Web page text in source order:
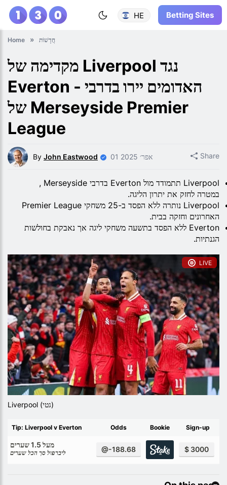
HE Betting Sites
Home חֲדָשׁוֹת
מקדימה של Liverpool נגד
Everton - האדומים יירו בדרבי
של Merseyside Premier
League
By John Eastwood 01 אפר׳ 2025 Share
Liverpool תתמודד מול Everton בדרבי Merseyside ,
במטרה לחזק את יתרון הליגה.
Liverpool נותרה ללא הפסד ב-25 משחקי Premier League
האחרונים וחזקה בבית.
Everton ללא הפסד בתשעה משחקי ליגה אך נאבקת בחולשות
הגנתיות.
LIVE
Liverpool (גטי)
Tip: Liverpool v Everton Odds Bookie Sign-up
מעל 1.5 שערים
ליברפול סך הכל שערים @-188.68 $ 3000